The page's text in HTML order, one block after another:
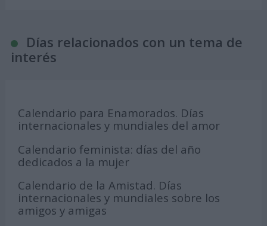
Días relacionados con un tema de
interés
Calendario para Enamorados. Días
internacionales y mundiales del amor
Calendario feminista: días del año
dedicados a la mujer
Calendario de la Amistad. Días
internacionales y mundiales sobre los
amigos y amigas